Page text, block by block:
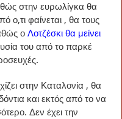
στην ευρωλίγκα θα
ο,τι φαίνεται , θα τους
οΛοτζέσκι θα μείνει
του από το παρκέ
στην Καταλονία , θα
και εκτός από το να
Δεν έχει την